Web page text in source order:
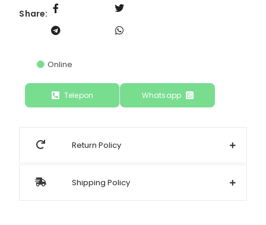
Share:
Online
Telepon Whatsapp
Return Policy
Shipping Policy